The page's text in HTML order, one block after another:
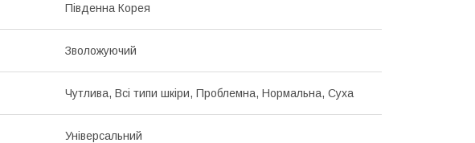
Південна Корея
Зволожуючий
Чутлива, Всі типи шкіри, Проблемна, Нормальна, Суха
Універсальний